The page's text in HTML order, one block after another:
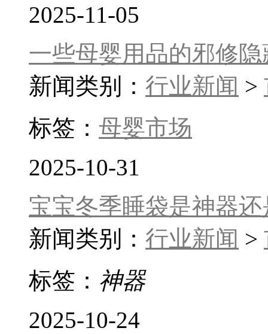
2025-11-05
一些母婴用品的邪修
新闻类别： 行业新闻 >
标签： 母婴市场
2025-10-31
宝宝冬季睡袋是神器
新闻类别： 行业新闻 >
标签： 神器
2025-10-24